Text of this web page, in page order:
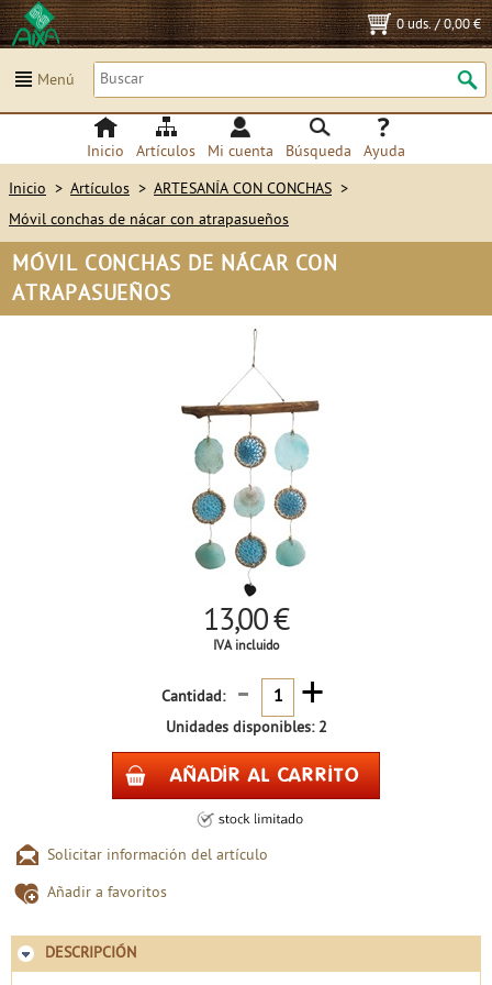
0 uds./0,00 €
Menú
Inicio Artículos Mi cuenta Búsqueda Ayuda
Inicio > Artículos > ARTESANÍA CON CONCHAS >
Móvil conchas de nácar con atrapasueños
MÓVIL CONCHAS DE NÁCAR CON
ATRAPASUEÑOS
13,00 €
IVA incluido
Cantidad: - +
Unidades disponibles: 2
Solicitar información del artículo
Añadir a favoritos
DESCRIPCIÓN